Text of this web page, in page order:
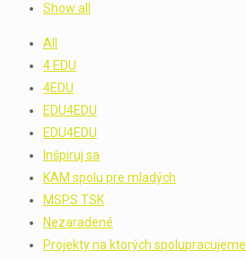
Show all
All
4 EDU
4EDU
EDU4EDU
EDU4EDU
Inšpiruj sa
KAM spolu pre mladých
MSPS TSK
Nezaradené
Projekty na ktorých spolupracujeme